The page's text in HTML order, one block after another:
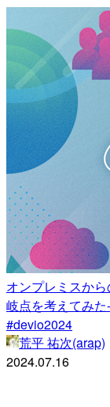
オンプレミスか
岐点を考えてみ
#devio2024
荒平 祐次(arap)
2024.07.16